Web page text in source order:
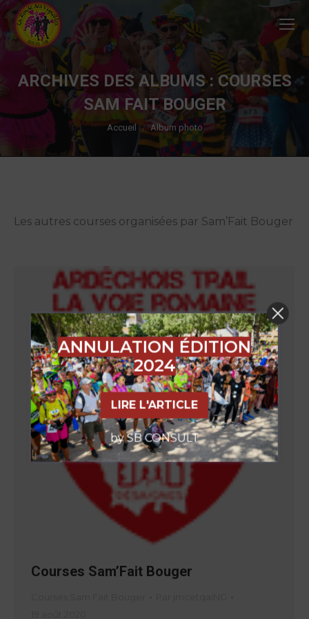
ARCHIVES DES ALBUMS : COURSES
SAM FAIT BOUGER
Vous êtes ici :
Accueil Album photo
Les autres courses organisées par Sam’Fait Bouger
Courses Sam’Fait Bouger
ANNULATION ÉDITION
2024
LIRE L'ARTICLE
by SB CONSULT